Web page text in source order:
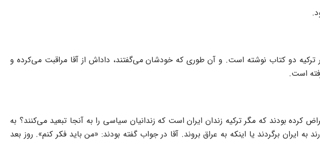
ترکیه دو کتاب نوشته است. و آن طوری که خودشان می‌گفتند، داداش از آقا مراقبت می‌کرده و
است.
کرده بودند که مگر ترکیه زندان ایران است که زندانیان سیاسی را به آنجا تبعید می‌کنند؟ به
برگردند یا اینکه به عراق بروند. آقا در جواب گفته بودند: «من باید فکر کنم». روز بعد